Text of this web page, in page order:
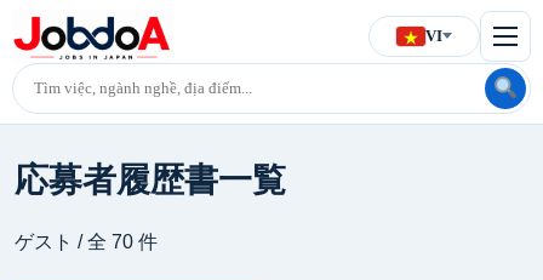
VI
応募者履歴書一覧
ゲスト / 全 70 件